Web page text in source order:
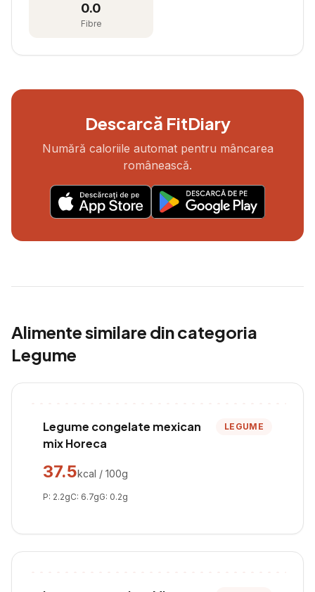
0.0
Fibre
Descarcă FitDiary
Numără caloriile automat pentru mâncarea
românească.
Alimente similare din categoria
Legume
Legume congelate mexican
mix Horeca
LEGUME
37.5kcal / 100g
P: 2.2gC: 6.7gG: 0.2g